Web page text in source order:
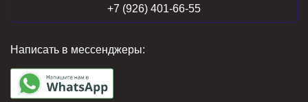
+7 (926) 401-66-55
Написать в мессенджеры: